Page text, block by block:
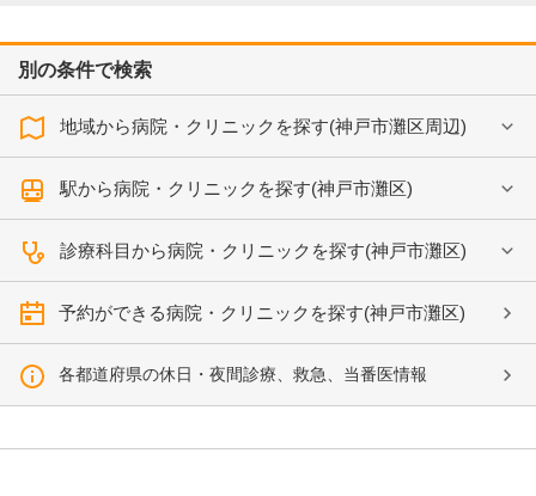
別の条件で検索
地域から病院・クリニックを探す(神戸市灘区周辺)
駅から病院・クリニックを探す(神戸市灘区)
診療科目から病院・クリニックを探す(神戸市灘区)
予約ができる病院・クリニックを探す(神戸市灘区)
各都道府県の休日・夜間診療、救急、当番医情報